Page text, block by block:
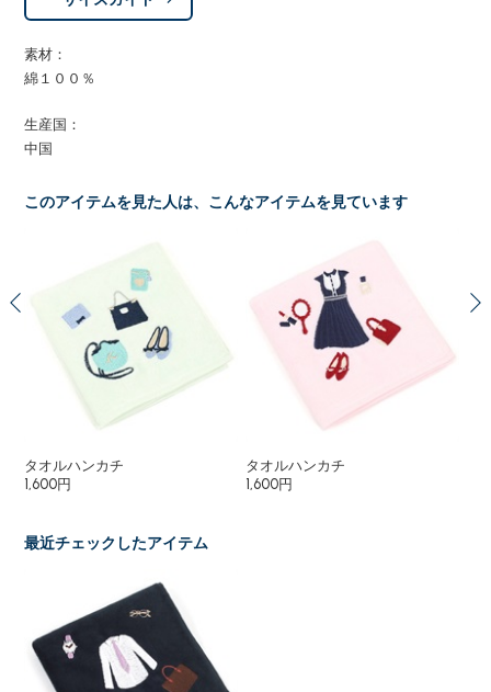
素材：
綿１００％
生産国：
中国
このアイテムを見た人は、こんなアイテムを見ています
タオルハンカチ
1,600円
タオルハンカチ
1,600円
最近チェックしたアイテム